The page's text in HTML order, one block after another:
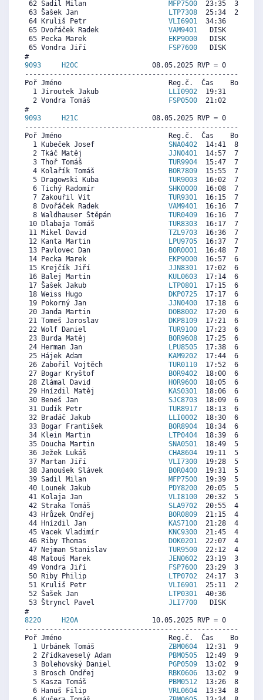
62 Sadil Milan MFP7500
23:35  3270
63 Šašek Jan
LTP7308
25:34  2135
64 Kruliš Petr VLI6901
34:36     0
65 Dvořáček Radek VAM9401
DISK     0
65 Pecka Marek
EKP9000
DISK     0
65 Vondra Jiří
FSP7600
DISK     0
9093
H20C
08.05.2025 RVP = 0     IP
Poř Jméno                          Reg.č.  Čas    Body
  1 Jiroutek Jakub
LLI0902
19:31     0
  2 Vondra Tomáš
FSP0500
21:02     0
9093
H21C
08.05.2025 RVP = 0     IP
Poř Jméno                          Reg.č.  Čas    Body
  1 Kubeček Josef
SNA0402
14:41  8113
  2 Tkáč Matěj
JJN0401
14:57  7974
  3 Thoř Tomáš
TUR9904
15:47  7540
  4 Kolařík Tomáš
BOR7809
15:55  7471
  5 Dragowski Kuba
TUR9003
16:02  7410
  6 Tichý Radomír
SHK0000
16:08  7358
  7 Zakouřil Vít
TUR9301
16:15  7298
  8 Dvořáček Radek
VAM9401
16:16  7289
  8 Waldhauser Štěpán
TUR0409
16:16  7289
10 Dlabaja Tomáš TUR8303
16:17  7280
11 Mikel David TZL9703
16:36  7116
12 Kanta Martin
LPU9705
16:37  7107
13 Pavlovec Dan
BOR0001
16:48  7012
14 Pecka Marek
EKP9000
16:57  6934
15 Krejčík Jiří JJN8301
17:02  6890
16 Balej Martin
KUL0603
17:14  6786
17 Šašek Jakub
LTP0801
17:15  6777
18 Weiss Hugo
DKP0725
17:17  6760
19 Pokorný Jan JJN0400
17:18  6751
20 Janda Martin
DOB8002
17:20  6734
21 Tomeš Jaroslav
DKP8109
17:21  6725
22 Wolf Daniel TUR9100
17:23  6708
23 Burda Matěj
BOR9608
17:25  6691
24 Herman Jan
LPU8505
17:38  6578
25 Hájek Adam
KAM9202
17:44  6526
26 Zabořil Vojtěch TUR0110
17:52  6457
27 Bogar Kryštof
BOR9402
18:00  6387
28 Zlámal David
HOR9600
18:05  6344
29 Hnízdil Matěj
KAS0301
18:06  6335
30 Beneš Jan SJC8703
18:09  6309
31 Dudík Petr TUR8917
18:13  6275
32 Bradáč Jakub
LLI0002
18:30  6127
33 Bogar František
BOR8904
18:34  6093
34 Klein Martin
LTP0404
18:39  6049
35 Doucha Martin SNA0501
18:49  5962
36 Ježek Lukáš CHA8604
19:11  5772
37 Martan Jiří VLI7300
19:28  5624
38 Janoušek Slávek
BOR0400
19:31  5598
39 Sadil Milan MFP7500
19:39  5529
40 Lounek Jakub
PDY8200
20:05  5303
41 Kolaja Jan VLI8100
20:32  5069
42 Straka Tomáš SLA9702
20:55  4870
43 Hrůzek Ondřej
BOR0809
21:15  4697
44 Hnízdil Jan
KAS7100
21:28  4584
45 Vacek Vladimír
KNC9300
21:45  4436
46 Riby Thomas
DOK0201
22:07  4246
47 Nejman Stanislav TUR9500
22:12  4202
48 Matouš Marek JEN0602
23:19  3621
49 Vondra Jiří
FSP7600
23:29  3535
50 Riby Philip
LTP0702
24:17  3119
51 Kruliš Petr VLI6901
25:11  2650
52 Šašek Jan
LTP0301
40:36     0
53 Štryncl Pavel JLI7700
DISK     0
8220
H20A
10.05.2025 RVP = 0     IP
Poř Jméno                          Reg.č.  Čas    Body
  1 Urbánek Tomáš
ZBM0604
12:31  9522
  2 Zřídkaveselý Adam
PBM0505
12:49  9304
  3 Bolehovský Daniel
PGP0509
13:02  9146
  3 Brosch Ondřej
RBK0606
13:02  9146
  5 Kasza Tomáš
PBM0512
13:26  8854
  6 Hanuš Filip
VRL0604
13:34  8757